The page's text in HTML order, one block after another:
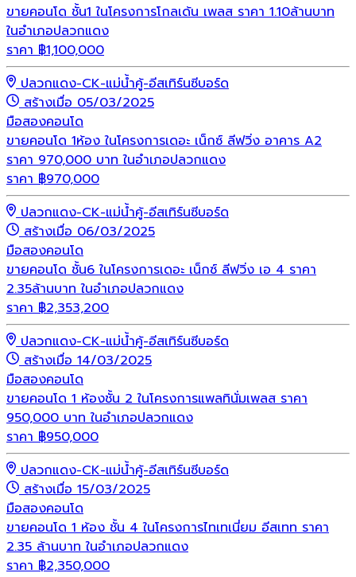
ขายคอนโด ชั้น1 ในโครงการโกลเด้น เพลส ราคา 1.10ล้านบาท
ในอำเภอปลวกแดง
ราคา ฿1,100,000
ปลวกแดง-CK-แม่น้ำคู้-อีสเทิร์นซีบอร์ด
สร้างเมื่อ 05/03/2025
มือสองคอนโด
ขายคอนโด 1ห้อง ในโครงการเดอะ เน็กซ์ ลีฟวิ่ง อาคาร A2
ราคา 970,000 บาท ในอำเภอปลวกแดง
ราคา ฿970,000
ปลวกแดง-CK-แม่น้ำคู้-อีสเทิร์นซีบอร์ด
สร้างเมื่อ 06/03/2025
มือสองคอนโด
ขายคอนโด ชั้น6 ในโครงการเดอะ เน็กซ์ ลีฟวิ่ง เอ 4 ราคา
2.35ล้านบาท ในอำเภอปลวกแดง
ราคา ฿2,353,200
ปลวกแดง-CK-แม่น้ำคู้-อีสเทิร์นซีบอร์ด
สร้างเมื่อ 14/03/2025
มือสองคอนโด
ขายคอนโด 1 ห้องชั้น 2 ในโครงการแพลทินั่มเพลส ราคา
950,000 บาท ในอำเภอปลวกแดง
ราคา ฿950,000
ปลวกแดง-CK-แม่น้ำคู้-อีสเทิร์นซีบอร์ด
สร้างเมื่อ 15/03/2025
มือสองคอนโด
ขายคอนโด 1 ห้อง ชั้น 4 ในโครงการไทเทเนี่ยม อีสเทท ราคา
2.35 ล้านบาท ในอำเภอปลวกแดง
ราคา ฿2,350,000